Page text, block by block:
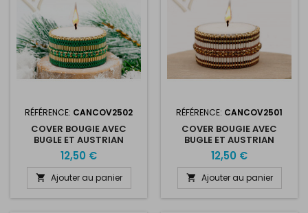
RÉFÉRENCE: CANCOV2502
COVER BOUGIE AVEC
BUGLE ET AUSTRIAN
CRYSTAL MESH GREEN -
GOLD
12,50 €
 Ajouter au panier
RÉFÉRENCE: CANCOV2501
COVER BOUGIE AVEC
BUGLE ET AUSTRIAN
CRYSTAL MESH BRONZE -
WHITE
12,50 €
 Ajouter au panier